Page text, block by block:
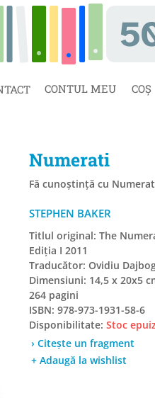
CONTUL MEU COȘ
Numerati
Fă cunoștință cu
STEPHEN BAKER
Titlul original: The
Ediția I 2011
Traducător: Ovidiu
Dimensiuni: 14,5 x 20x5
264 pagini
ISBN: 978-973-1931-58-6
Disponibilitate: Stoc
› Citește un fragment
+ Adaugă la wishlist